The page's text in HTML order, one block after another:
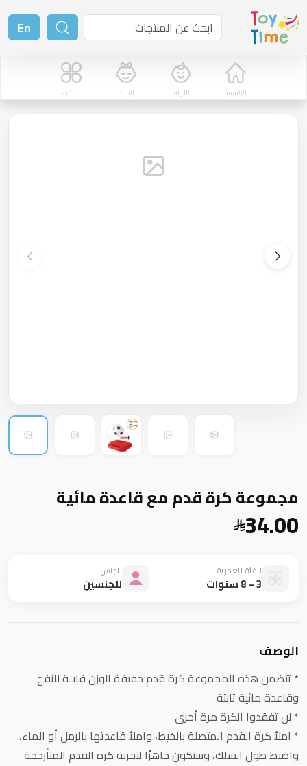
En
الرئيسية الأولاد البنات الفئات
مجموعة كرة قدم مع قاعدة مائية
34.00
الفئة العمرية
3 – 8 سنوات
الجنس
للجنسين
الوصف
* تتضمن هذه المجموعة كرة قدم خفيفة الوزن قابلة للنفخ
وقاعدة مائية ثابتة
* لن تفقدوا الكرة مرة أخرى
* املأ كرة القدم المتصلة بالخيط، واملأ قاعدتها بالرمل أو الماء،
واضبط طول السلك، وستكون جاهزًا لتجربة كرة القدم المتأرجحة